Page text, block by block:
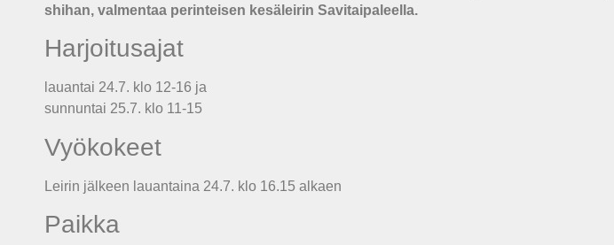
shihan, valmentaa perinteisen kesäleirin Savitaipaleella.
Harjoitusajat
lauantai 24.7. klo 12-16 ja
sunnuntai 25.7. klo 11-15
Vyökokeet
Leirin jälkeen lauantaina 24.7. klo 16.15 alkaen
Paikka